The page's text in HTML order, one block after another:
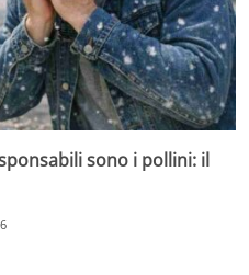
sono i pollini: il